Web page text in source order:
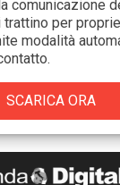
comunicazione
trattino per
modalità